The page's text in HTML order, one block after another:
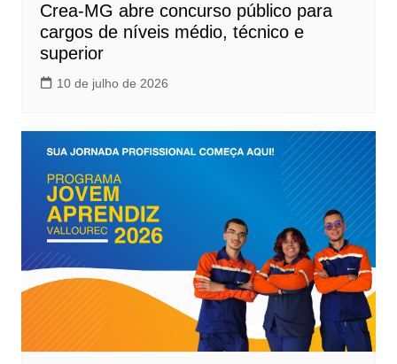
Crea-MG abre concurso público para
cargos de níveis médio, técnico e
superior
10 de julho de 2026